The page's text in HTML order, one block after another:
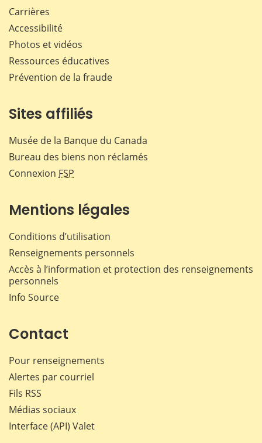
Carrières
Accessibilité
Photos et vidéos
Ressources éducatives
Prévention de la fraude
Sites affiliés
Musée de la Banque du Canada
Bureau des biens non réclamés
Connexion FSP
Mentions légales
Conditions d’utilisation
Renseignements personnels
Accès à l’information et protection des renseignements
personnels
Info Source
Contact
Pour renseignements
Alertes par courriel
Fils RSS
Médias sociaux
Interface (API) Valet